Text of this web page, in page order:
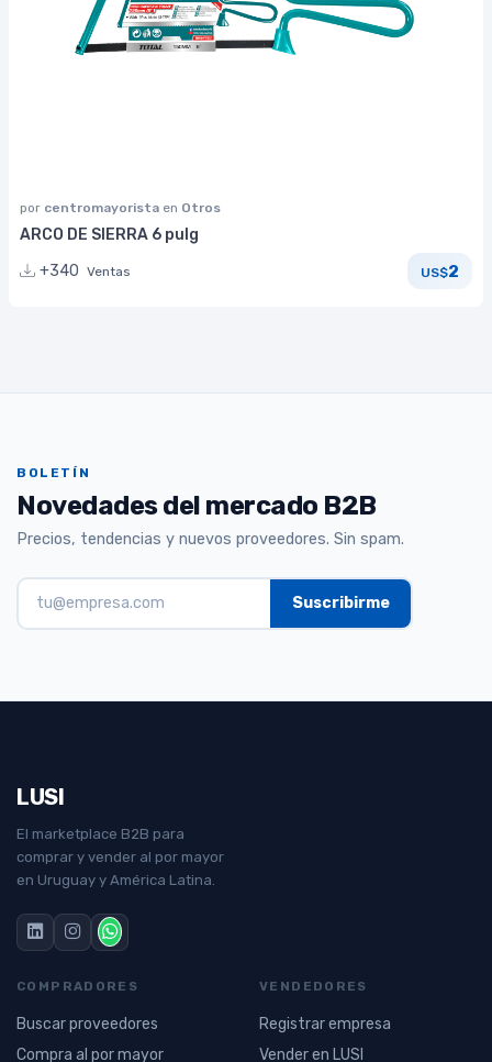
por centromayorista en Otros
ARCO DE SIERRA 6 pulg
+340 Ventas US$2
BOLETÍN
Novedades del mercado B2B
Precios, tendencias y nuevos proveedores. Sin spam.
LUSI
El marketplace B2B para
comprar y vender al por mayor
en Uruguay y América Latina.
COMPRADORES
Buscar proveedores
Compra al por mayor
VENDEDORES
Registrar empresa
Vender en LUSI